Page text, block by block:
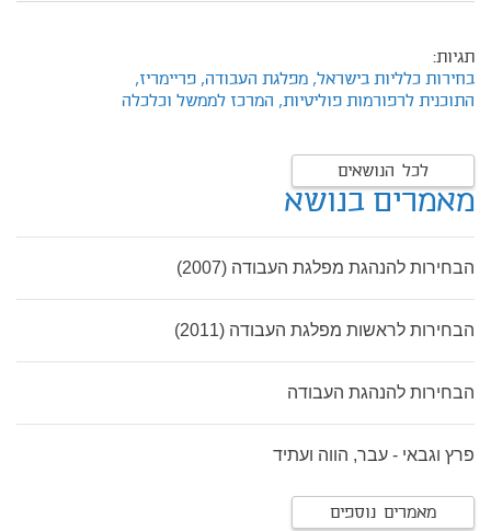
תגיות:
בחירות כלליות בישראל, מפלגת העבודה, פריימריז,
התוכנית לרפורמות פוליטיות, המרכז לממשל וכלכלה
לכל הנושאים
מאמרים בנושא
הבחירות להנהגת מפלגת העבודה (2007)
הבחירות לראשות מפלגת העבודה (2011)
הבחירות להנהגת העבודה
פרץ וגבאי - עבר, הווה ועתיד
מאמרים נוספים